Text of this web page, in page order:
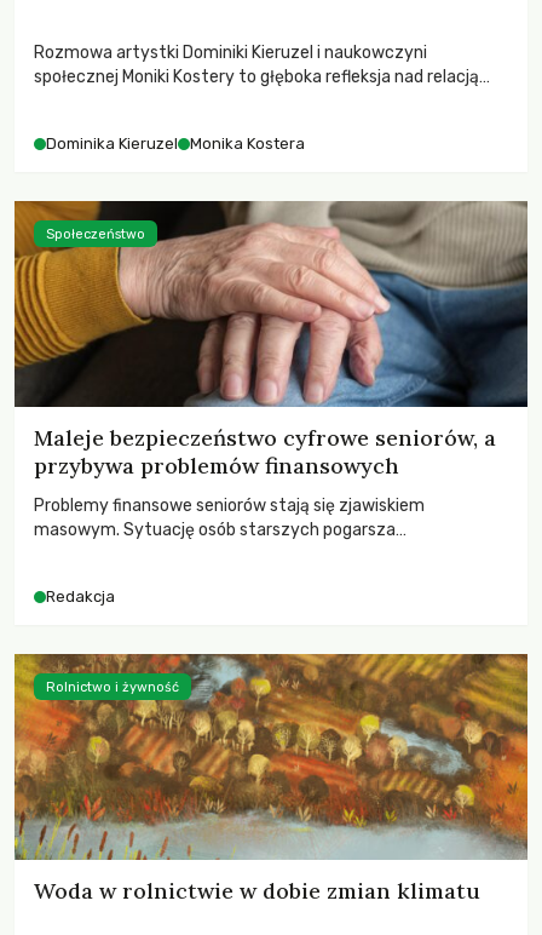
Rozmowa artystki Dominiki Kieruzel i naukowczyni
społecznej Moniki Kostery to głęboka refleksja nad relacją
Dominika Kieruzel Monika Kostera
Maleje bezpieczeństwo cyfrowe seniorów, a
przybywa problemów finansowych
Problemy finansowe seniorów stają się zjawiskiem
masowym. Sytuację osób starszych pogarsza
Redakcja
Społeczeństwo
Woda w rolnictwie w dobie zmian klimatu
Rolnictwo i żywność